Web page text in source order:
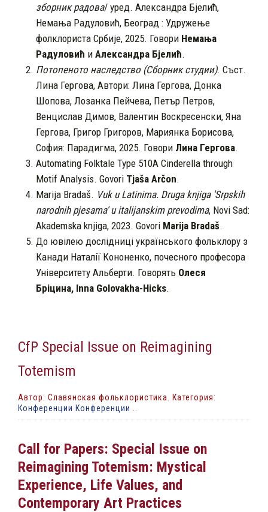
зборник радова/ уред. Александра Бјелић,
Немања Радуловић, Београд : Удружење
фолклориста Србије, 2025. Говори Немања
Радуловић и Александра Бјелић.
Потопеното наследство (Сборник студии). Съст.
Лина Гергова, Автори: Лина Гергова, Донка
Шопова, Лозанка Пейчева, Петър Петров,
Венцислав Димов, Валентин Воскресенски, Яна
Гергова, Григор Григоров, Мариянка Борисова,
София: Парадигма, 2025. Говори Лина Гергова.
Automating Folktale Type 510A Cinderella through
Motif Analysis. Govori Tjaša Arčon.
Marija Bradaš. Vuk u Latinima. Druga knjiga 'Srpskih
narodnih pjesama' u italijanskim prevodima, Novi Sad:
Akademska knjiga, 2023. Govori Marija Bradaš.
До ювілею дослідниці українського фольклору з
Канади Наталії Кононенко, почесного професора
Університету Альберти. Говорять Олеся
Бріцина, Inna Golovakha-Hicks.
CfP Special Issue on Reimagining
Totemism
Автор: Славянская фольклористика. Категория:
Конференции Конференции
Call for Papers: Special Issue on
Reimagining Totemism: Mystical
Experience, Life Values, and
Contemporary Art Practices